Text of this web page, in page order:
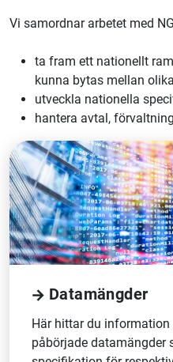
Vi samordnar arbetet med
ta fram ett nationellt
kunna bytas mellan
utveckla nationella
hantera avtal,
Datamängder
Här hittar du
påbörjade datamängder